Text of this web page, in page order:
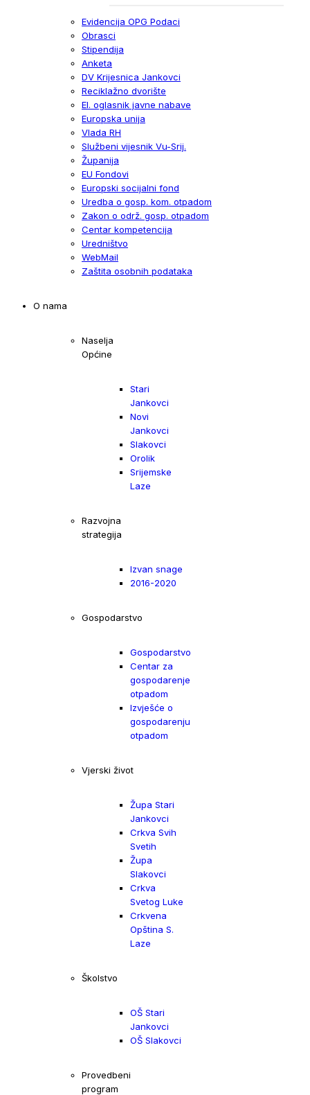
Evidencija OPG Podaci
Obrasci
Stipendija
Anketa
DV Krijesnica Jankovci
Reciklažno dvorište
El. oglasnik javne nabave
Europska unija
Vlada RH
Službeni vijesnik Vu-Srij.
Županija
EU Fondovi
Europski socijalni fond
Uredba o gosp. kom. otpadom
Zakon o održ. gosp. otpadom
Centar kompetencija
Uredništvo
WebMail
Zaštita osobnih podataka
O nama
Naselja
Općine
Stari
Jankovci
Novi
Jankovci
Slakovci
Orolik
Srijemske
Laze
Razvojna
strategija
Izvan snage
2016-2020
Gospodarstvo
Gospodarstvo
Centar za
gospodarenje
otpadom
Izvješće o
gospodarenju
otpadom
Vjerski život
Župa Stari
Jankovci
Crkva Svih
Svetih
Župa
Slakovci
Crkva
Svetog Luke
Crkvena
Opština S.
Laze
Školstvo
OŠ Stari
Jankovci
OŠ Slakovci
Provedbeni
program